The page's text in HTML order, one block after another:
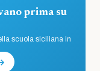
prima su
scuola siciliana in